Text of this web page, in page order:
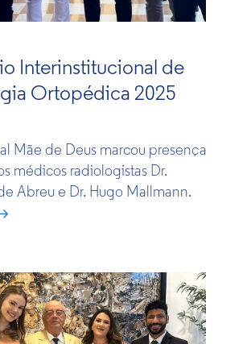
Interinstitucional de
Ortopédica 2025​
Mãe de Deus marc​ou presença
médicos radiologistas Dr.
Abreu e Dr. Hugo Mallmann.​